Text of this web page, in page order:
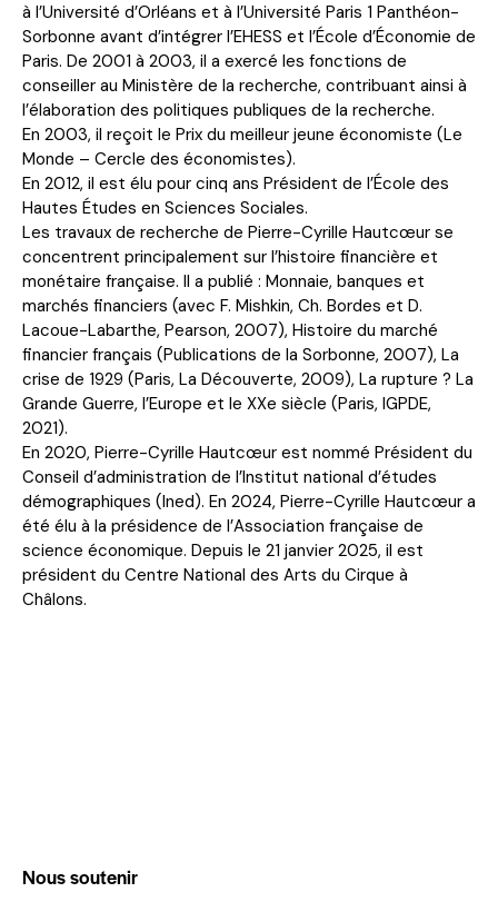
à l’Université d’Orléans et à l’Université Paris 1 Panthéon-
Sorbonne avant d’intégrer l’EHESS et l’École d’Économie de
Paris. De 2001 à 2003, il a exercé les fonctions de
conseiller au Ministère de la recherche, contribuant ainsi à
l’élaboration des politiques publiques de la recherche.
En 2003, il reçoit le Prix du meilleur jeune économiste (Le
Monde – Cercle des économistes).
En 2012, il est élu pour cinq ans Président de l’École des
Hautes Études en Sciences Sociales.
Les travaux de recherche de Pierre-Cyrille Hautcœur se
concentrent principalement sur l’histoire financière et
monétaire française. Il a publié : Monnaie, banques et
marchés financiers (avec F. Mishkin, Ch. Bordes et D.
Lacoue-Labarthe, Pearson, 2007), Histoire du marché
financier français (Publications de la Sorbonne, 2007), La
crise de 1929 (Paris, La Découverte, 2009), La rupture ? La
Grande Guerre, l’Europe et le XXe siècle (Paris, IGPDE,
2021).
En 2020, Pierre-Cyrille Hautcœur est nommé Président du
Conseil d’administration de l’Institut national d’études
démographiques (Ined). En 2024, Pierre-Cyrille Hautcœur a
été élu à la présidence de l’Association française de
science économique. Depuis le 21 janvier 2025, il est
président du Centre National des Arts du Cirque à
Châlons.
Nous soutenir